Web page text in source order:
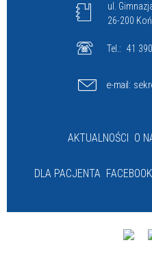
ul.
26-200
Tel.: 41
e-mail:
AKTUALNOŚCI O
DLA PACJENTA FACEBOOK